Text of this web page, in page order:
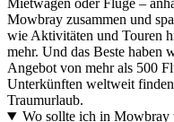
Mietwagen oder Flüge –
Mowbray zusammen und
wie Aktivitäten und Touren
mehr. Und das Beste haben
Angebot von mehr als 500
Unterkünften weltweit finden
Traumurlaub.
Wo sollte ich in Mowbray